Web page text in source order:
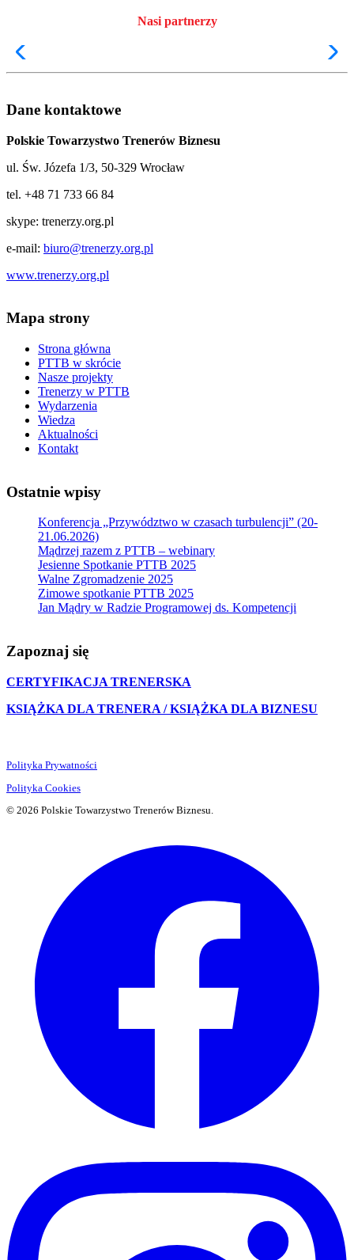
Nasi partnerzy
Dane kontaktowe
Polskie Towarzystwo Trenerów Biznesu
ul. Św. Józefa 1/3, 50-329 Wrocław
tel. +48 71 733 66 84
skype: trenerzy.org.pl
e-mail: biuro@trenerzy.org.pl
www.trenerzy.org.pl
Mapa strony
Strona główna
PTTB w skrócie
Nasze projekty
Trenerzy w PTTB
Wydarzenia
Wiedza
Aktualności
Kontakt
Ostatnie wpisy
Konferencja „Przywództwo w czasach turbulencji” (20-
21.06.2026)
Mądrzej razem z PTTB – webinary
Jesienne Spotkanie PTTB 2025
Walne Zgromadzenie 2025
Zimowe spotkanie PTTB 2025
Jan Mądry w Radzie Programowej ds. Kompetencji
Zapoznaj się
CERTYFIKACJA TRENERSKA
KSIĄŻKA DLA TRENERA / KSIĄŻKA DLA BIZNESU
Polityka Prywatności
Polityka Cookies
© 2026 Polskie Towarzystwo Trenerów Biznesu.